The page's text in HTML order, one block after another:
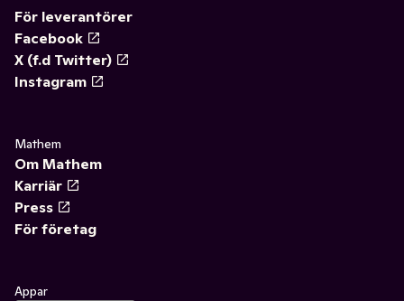
För leverantörer
Facebook
X (f.d Twitter)
Instagram
Mathem
Om Mathem
Karriär
Press
För företag
Appar